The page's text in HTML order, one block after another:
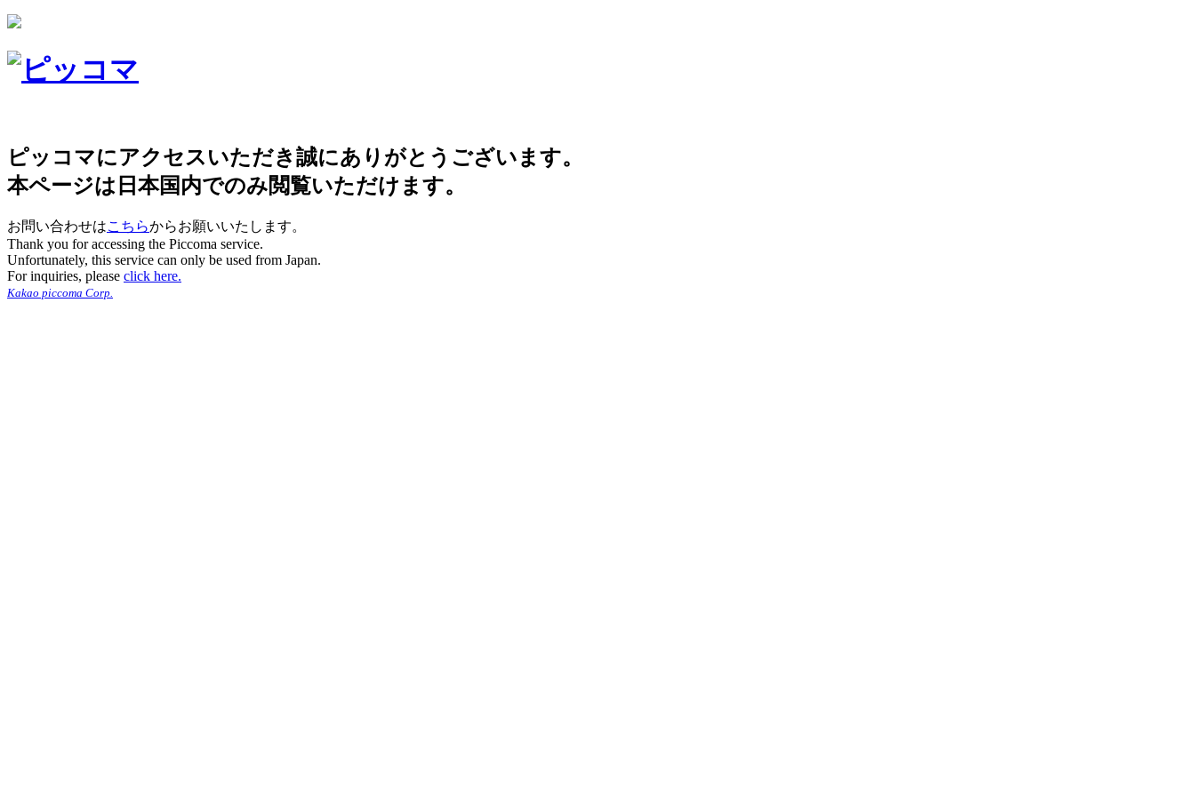
ピッコマにアクセスいただき誠にありがとうございます。
本ページは日本国内でのみ閲覧いただけます。
お問い合わせはこちらからお願いいたします。
Thank you for accessing the Piccoma service.
Unfortunately, this service can only be used from Japan.
For inquiries, please click here.
Kakao piccoma Corp.